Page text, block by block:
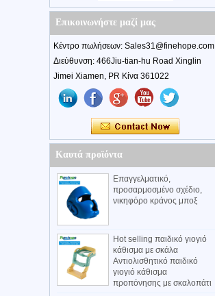
Επικοινωνήστε μαζί μας
Κέντρο πωλήσεων: Sales31@finehope.com
Διεύθυνση: 466Jiu-tian-hu Road Xinglin
Jimei Xiamen, PR Κίνα 361022
Καυτά προϊόντα
Επαγγελματικό,
προσαρμοσμένο σχέδιο,
νικηφόρο κράνος μποξ
Hot selling παιδικό γιογιό
κάθισμα με σκάλα
Αντιολισθητικό παιδικό
γιογιό κάθισμα
προπόνησης με σκαλοπάτι